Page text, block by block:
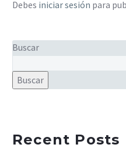
Debes iniciar sesión para
Buscar
Buscar
Recent Posts